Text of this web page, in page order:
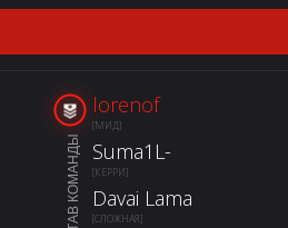
СОСТАВ КОМАНДЫ
lorenof
[МИД]
Suma1L-
[КЕРРИ]
Davai Lama
[СЛОЖНАЯ]